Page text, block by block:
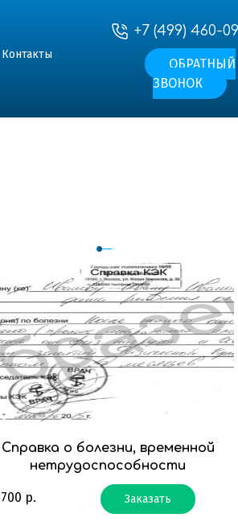
Контакты
+7 (499) 460-
ОБРАТНЫЙ
ЗВОНОК
Справка о болезни, временной
нетрудоспособности
700 р. Заказать